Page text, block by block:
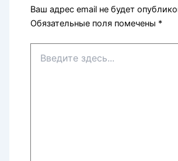
Ваш адрес email не будет
Обязательные поля помечены *
здесь...